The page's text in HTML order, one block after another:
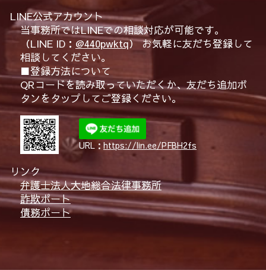
LINE公式アカウント
当事務所ではLINEでの相談対応が可能です。
（LINE ID： @440pwktq） お気軽に友だち登録して
相談してください。
■登録方法について
QRコードを読み取っていただくか、友だち追加ボ
タンをタップしてご登録ください。
URL： https://lin.ee/PFBH2fs
リンク
弁護士法人大地総合法律事務所
詐欺ポート
債務ポート